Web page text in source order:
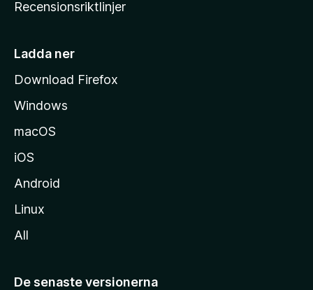
m
i
a
Recensionsriktlinjer
Ladda ner
Download Firefox
Windows
macOS
iOS
Android
Linux
All
De senaste versionerna